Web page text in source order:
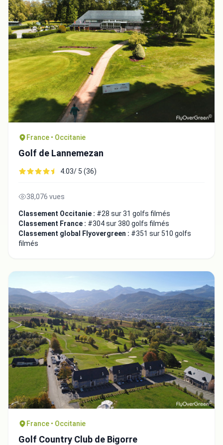
France • Occitanie
Golf de Lannemezan
4.03/ 5 (36)
38,076 vues
Classement Occitanie : #28 sur 31 golfs filmés
Classement France : #304 sur 380 golfs filmés
Classement global Flyovergreen : #351 sur 510 golfs
filmés
France • Occitanie
Golf Country Club de Bigorre
Intégrer la video
Choix de la vidéo:
Embed code
Fermer